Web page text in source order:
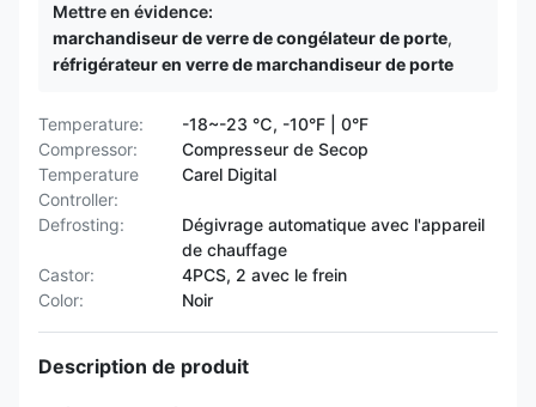
Mettre en évidence:
marchandiseur de verre de congélateur de porte,
réfrigérateur en verre de marchandiseur de porte
Temperature:
-18~-23 ℃, -10°F | 0°F
Compressor:
Compresseur de Secop
Temperature
Controller:
Carel Digital
Defrosting:
Dégivrage automatique avec l'appareil
de chauffage
Castor:
4PCS, 2 avec le frein
Color:
Noir
Description de produit